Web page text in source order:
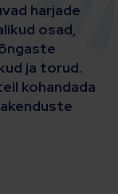
harjade
osad,
ja torud.
kohandada